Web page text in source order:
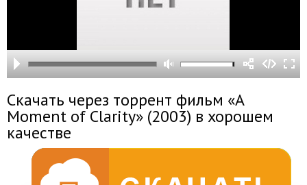
Скачать через торрент фильм «A
Moment of Clarity» (2003) в хорошем
качестве